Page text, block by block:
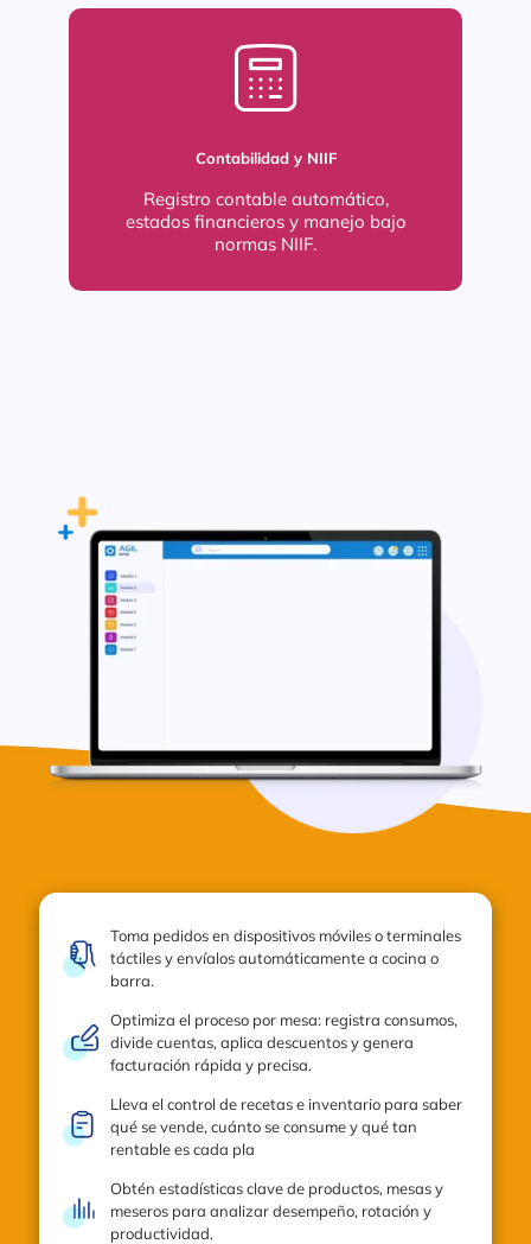
Contabilidad y NIIF
Registro contable automático,
estados financieros y manejo bajo
normas NIIF.
Toma pedidos en dispositivos móviles o terminales
táctiles y envíalos automáticamente a cocina o
barra.
Optimiza el proceso por mesa: registra consumos,
divide cuentas, aplica descuentos y genera
facturación rápida y precisa.
Lleva el control de recetas e inventario para saber
qué se vende, cuánto se consume y qué tan
rentable es cada pla
Obtén estadísticas clave de productos, mesas y
meseros para analizar desempeño, rotación y
productividad.